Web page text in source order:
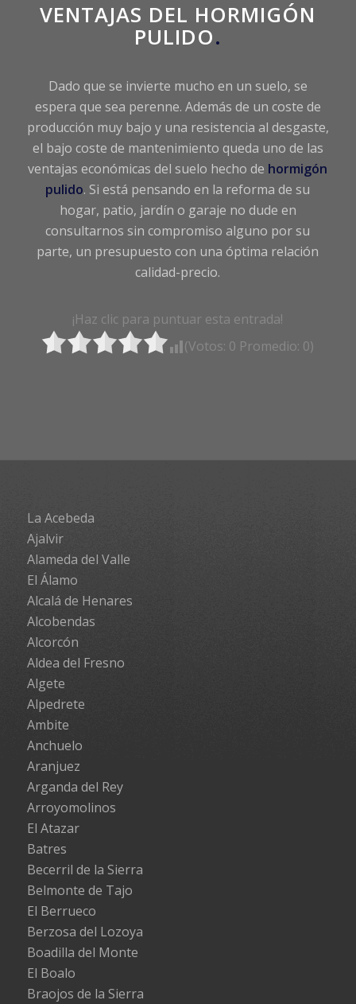
VENTAJAS DEL HORMIGÓN
PULIDO.
Dado que se invierte mucho en un suelo, se
espera que sea perenne. Además de un coste de
producción muy bajo y una resistencia al desgaste,
el bajo coste de mantenimiento queda uno de las
ventajas económicas del suelo hecho de hormigón
pulido. Si está pensando en la reforma de su
hogar, patio, jardín o garaje no dude en
consultarnos sin compromiso alguno por su
parte, un presupuesto con una óptima relación
calidad-precio.
¡Haz clic para puntuar esta entrada!
(Votos: 0 Promedio: 0)
La Acebeda
Ajalvir
Alameda del Valle
El Álamo
Alcalá de Henares
Alcobendas
Alcorcón
Aldea del Fresno
Algete
Alpedrete
Ambite
Anchuelo
Aranjuez
Arganda del Rey
Arroyomolinos
El Atazar
Batres
Becerril de la Sierra
Belmonte de Tajo
El Berrueco
Berzosa del Lozoya
Boadilla del Monte
El Boalo
Braojos de la Sierra